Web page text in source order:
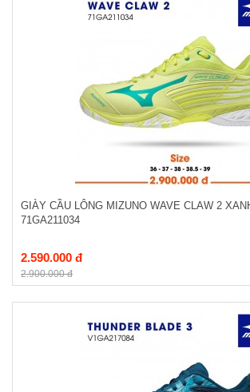
GIÀY CẦU LÔNG MIZUNO WAVE CLAW 2
71GA211034
2.590.000 đ
2.900.000 đ